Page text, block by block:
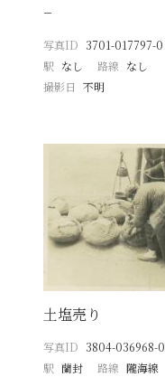
−
写真ID 3701-017797-0
駅 なし 路線 なし
撮影日
不明
土塩売り
写真ID 3804-036968-0
駅 蘭封 路線 隴海線